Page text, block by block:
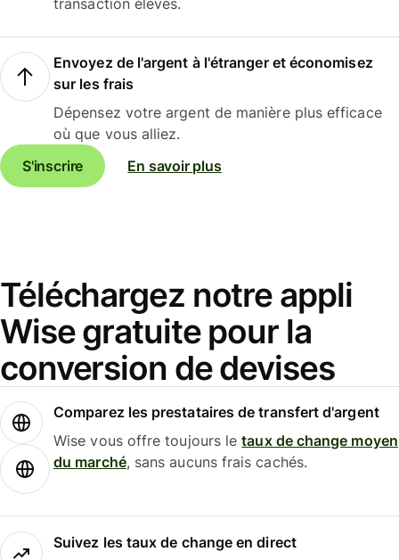
transaction élevés.
Envoyez de l'argent à l'étranger et économisez
sur les frais
Dépensez votre argent de manière plus efficace
où que vous alliez.
S'inscrire
En savoir plus
Téléchargez notre appli
Wise gratuite pour la
conversion de devises
Comparez les prestataires de transfert d'argent
Wise vous offre toujours letaux de change moyen
du marché, sans aucuns frais cachés.
Suivez les taux de change en direct